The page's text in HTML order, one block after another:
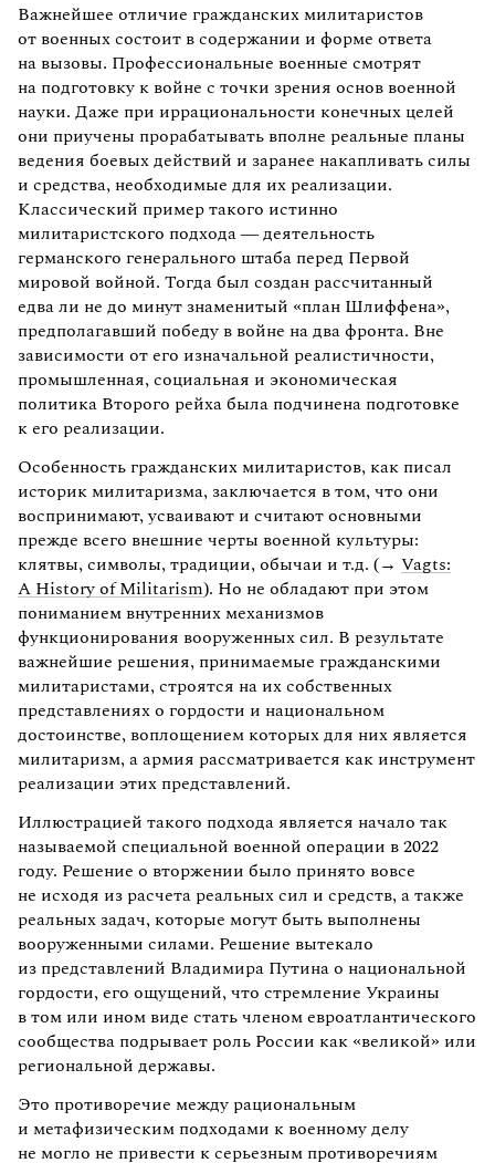
Важнейшее отличие гражданских милитаристов
от военных состоит в содержании и форме ответа
на вызовы. Профессиональные военные смотрят
на подготовку к войне с точки зрения основ военной
науки. Даже при иррациональности конечных целей
они приучены прорабатывать вполне реальные планы
ведения боевых действий и заранее накапливать силы
и средства, необходимые для их реализации.
Классический пример такого истинно
милитаристского подхода — деятельность
германского генерального штаба перед Первой
мировой войной. Тогда был создан рассчитанный
едва ли не до минут знаменитый «план Шлиффена»,
предполагавший победу в войне на два фронта. Вне
зависимости от его изначальной реалистичности,
промышленная, социальная и экономическая
политика Второго рейха была подчинена подготовке
к его реализации.
Особенность гражданских милитаристов, как писал
историк милитаризма, заключается в том, что они
воспринимают, усваивают и считают основными
прежде всего внешние черты военной культуры:
клятвы, символы, традиции, обычаи и т.д. (→ Vagts:
A History of Militarism). Но не обладают при этом
пониманием внутренних механизмов
функционирования вооруженных сил. В результате
важнейшие решения, принимаемые гражданскими
милитаристами, строятся на их собственных
представлениях о гордости и национальном
достоинстве, воплощением которых для них является
милитаризм, а армия рассматривается как инструмент
реализации этих представлений.
Иллюстрацией такого подхода является начало так
называемой специальной военной операции в 2022
году. Решение о вторжении было принято вовсе
не исходя из расчета реальных сил и средств, а также
реальных задач, которые могут быть выполнены
вооруженными силами. Решение вытекало
из представлений Владимира Путина о национальной
гордости, его ощущений, что стремление Украины
в том или ином виде стать членом евроатлантического
сообщества подрывает роль России как «великой» или
региональной державы.
Это противоречие между рациональным
и метафизическим подходами к военному делу
не могло не привести к серьезным противоречиям